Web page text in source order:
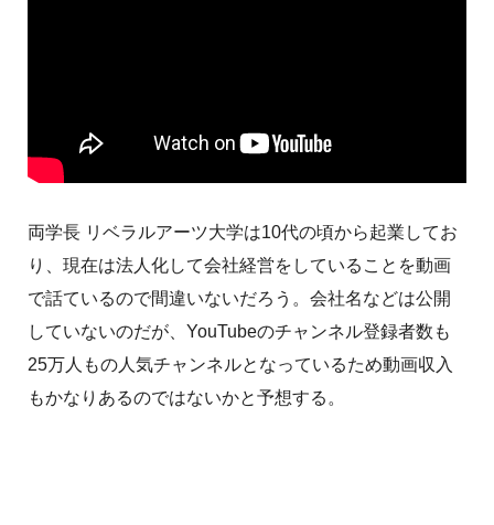
両学長 リベラルアーツ大学は10代の頃から起業してお
り、現在は法人化して会社経営をしていることを動画
で話ているので間違いないだろう。会社名などは公開
していないのだが、YouTubeのチャンネル登録者数も
25万人もの人気チャンネルとなっているため動画収入
もかなりあるのではないかと予想する。